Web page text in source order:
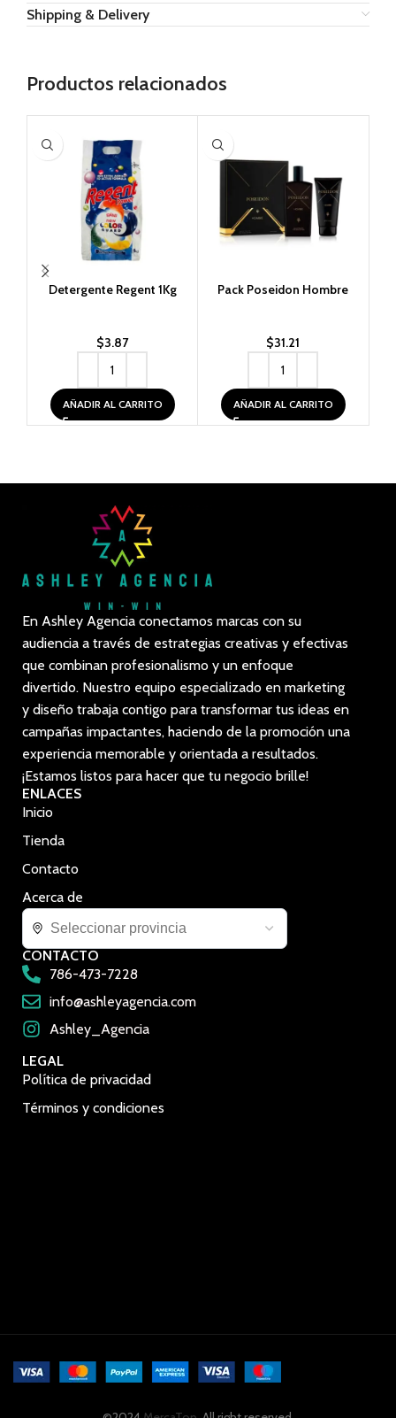
Shipping & Delivery
Productos relacionados
Detergente Regent 1Kg
$3.87
AÑADIR AL CARRITO
Pack Poseidon Hombre
$31.21
AÑADIR AL CARRITO
En Ashley Agencia conectamos marcas con su
audiencia a través de estrategias creativas y efectivas
que combinan profesionalismo y un enfoque
divertido. Nuestro equipo especializado en marketing
y diseño trabaja contigo para transformar tus ideas en
campañas impactantes, haciendo de la promoción una
experiencia memorable y orientada a resultados.
¡Estamos listos para hacer que tu negocio brille!
ENLACES
Inicio
Tienda
Contacto
Acerca de
CONTACTO
786-473-7228
info@ashleyagencia.com
Ashley_Agencia
LEGAL
Política de privacidad
Términos y condiciones